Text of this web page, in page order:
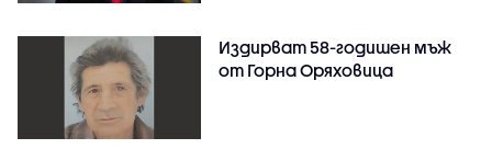
Издирват 58-годишен мъж
от Горна Оряховица